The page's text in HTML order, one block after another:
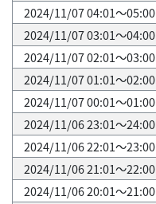
2024/11/07 04:01～05:00
2024/11/07 03:01～04:00
2024/11/07 02:01～03:00
2024/11/07 01:01～02:00
2024/11/07 00:01～01:00
2024/11/06 23:01～24:00
2024/11/06 22:01～23:00
2024/11/06 21:01～22:00
2024/11/06 20:01～21:00